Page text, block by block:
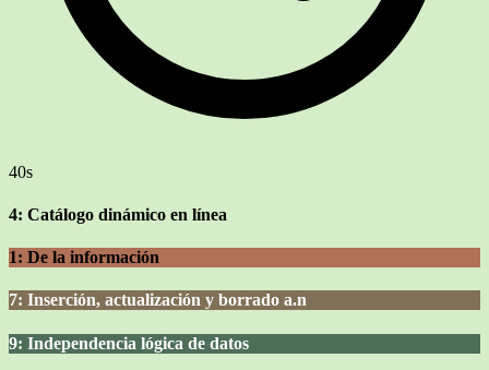
40s
4: Catálogo dinámico en línea
1: De la información
7: Inserción, actualización y borrado a.n
9: Independencia lógica de datos